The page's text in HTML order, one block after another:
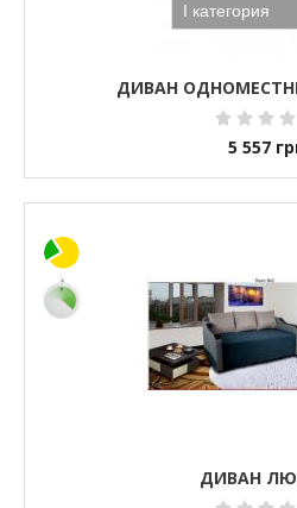
ДИВАН
5 557
ДИВАН